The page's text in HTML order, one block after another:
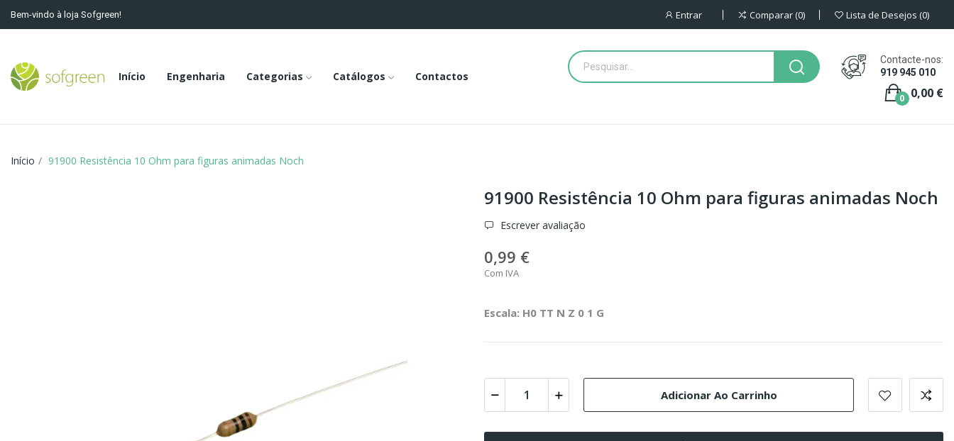
Bem-vindo à loja Sofgreen! Entrar Comparar 0 Lista de Desejos 0
Início Engenharia Categorias Catálogos Contactos
Contacte-nos:
919 945 010
0,00 €
0
Início 91900 Resistência 10 Ohm para figuras animadas Noch
91900 Resistência 10 Ohm para figuras animadas Noch
Escrever avaliação
0,99 €
Com IVA
Escala: H0 TT N Z 0 1 G
Adicionar Ao Carrinho